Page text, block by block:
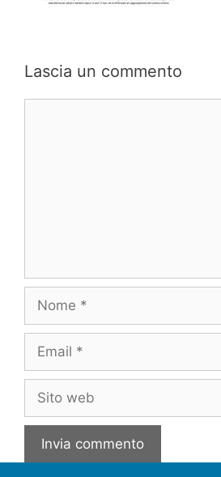
Lascia un commento